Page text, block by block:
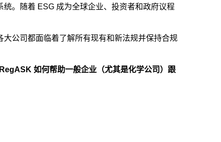
。随着 ESG 成为全球企业、投资者和政府议程
公司都面临着了解所有现有和新法规并保持合规
如何帮助一般企业（尤其是化学公司）跟